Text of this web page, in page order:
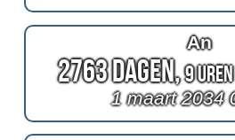
An
2763 Dagen,9
1 maart 2034